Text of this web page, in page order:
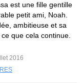
est une fille gentille
petit ami, Noah.
ambitieuse et sa
que cela continue.
2016